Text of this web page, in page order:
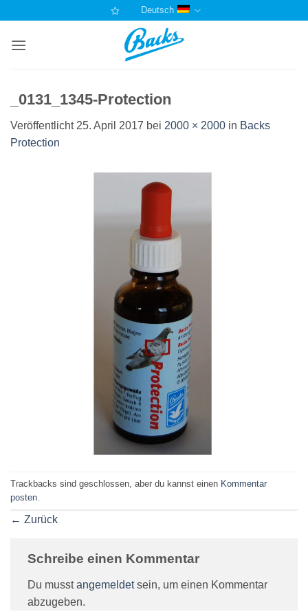
springen
Deutsch
_0131_1345-Protection
Veröffentlicht 25. April 2017 bei 2000 × 2000 in Backs
Protection
Trackbacks sind geschlossen, aber du kannst einen Kommentar
posten
← Zurück
Schreibe einen Kommentar
Du musstangemeldetsein, um einen Kommentar
abzugeben.